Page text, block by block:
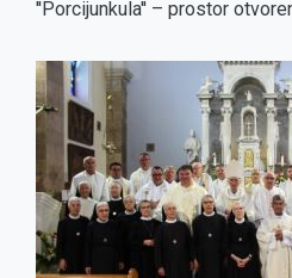
''Porcijunkula'' – prostor